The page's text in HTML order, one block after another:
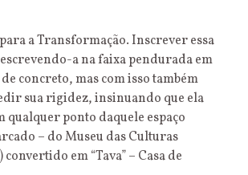
a Transformação. Inscrever essa
a na faixa pendurada em
concreto, mas com isso também
sua rigidez, insinuando que ela
qualquer ponto daquele espaço
– do Museu das Culturas
em “Tava” – Casa de